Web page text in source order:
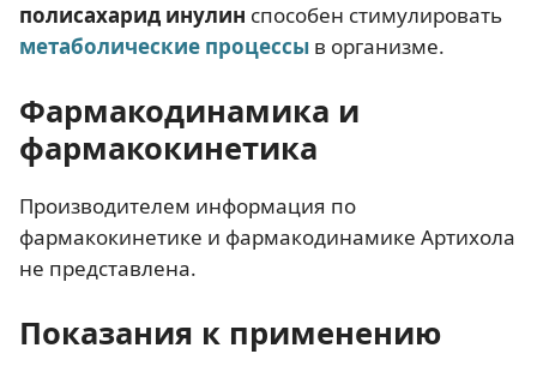
полисахарид инулин способен стимулировать
метаболические процессы в организме.
Фармакодинамика и
фармакокинетика
Производителем информация по
фармакокинетике и фармакодинамике Артихола
не представлена.
Показания к применению